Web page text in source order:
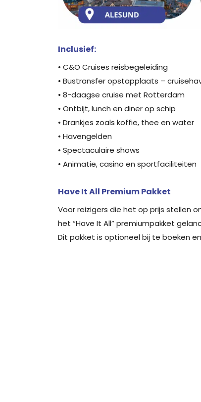
Inclusief:
• C&O Cruises reisbegeleiding
• Bustransfer opstapplaats –
• 8-daagse cruise met Rotterdam
• Ontbijt, lunch en diner op schip
• Drankjes zoals koffie, thee en water
• Havengelden
• Spectaculaire shows
• Animatie, casino en sportfaciliteiten
Have It All Premium Pakket
Voor reizigers die het op prijs stellen
het “Have It All” premiumpakket
Dit pakket is optioneel bij te boeken